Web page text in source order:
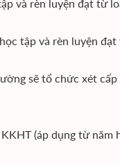
và rèn luyện đạt từ
tập và rèn luyện
sẽ tổ chức xét
(áp dụng từ